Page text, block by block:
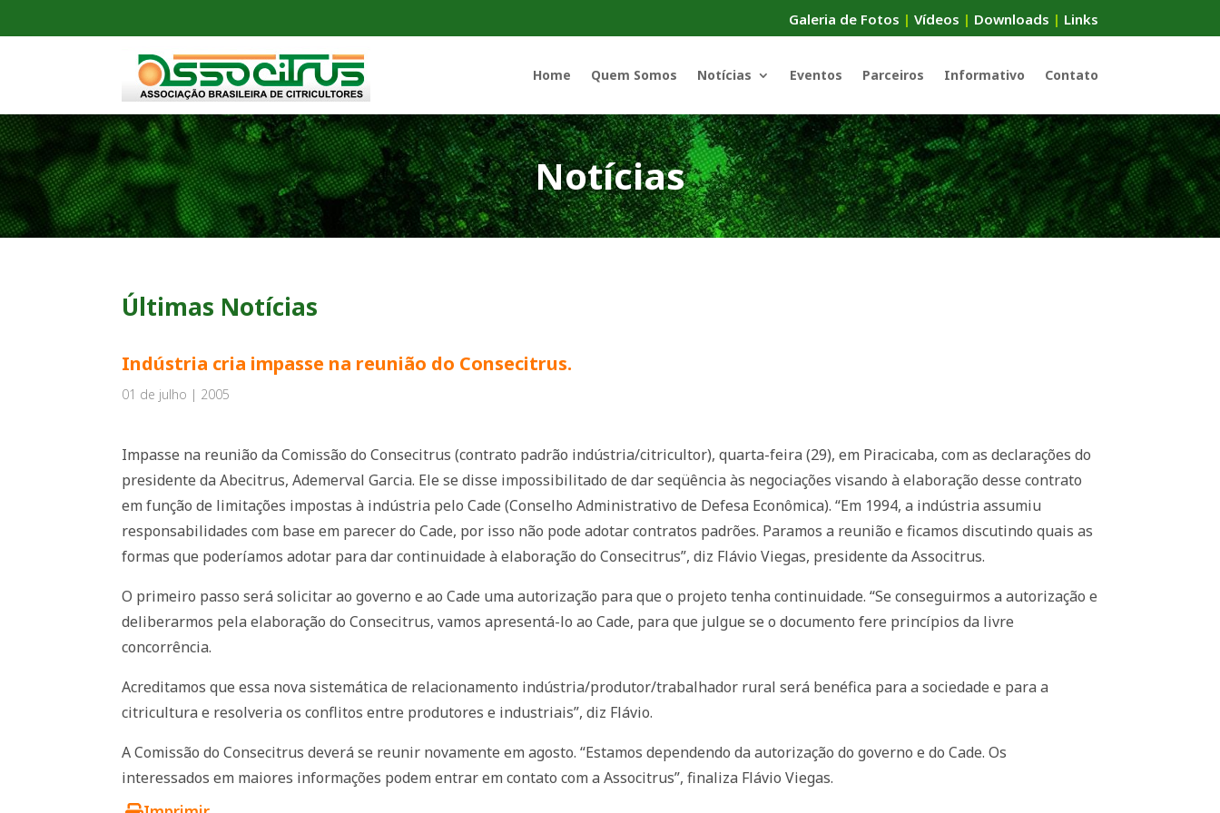
Galeria de Fotos | Vídeos | Downloads | Links
Home Quem Somos Notícias Eventos Parceiros Informativo Contato
Notícias
Últimas Notícias
Indústria cria impasse na reunião do Consecitrus.
01 de julho | 2005
Impasse na reunião da Comissão do Consecitrus (contrato padrão indústria/citricultor), quarta-feira (29), em Piracicaba, com as declarações do
presidente da Abecitrus, Ademerval Garcia. Ele se disse impossibilitado de dar seqüência às negociações visando à elaboração desse contrato
em função de limitações impostas à indústria pelo Cade (Conselho Administrativo de Defesa Econômica). “Em 1994, a indústria assumiu
responsabilidades com base em parecer do Cade, por isso não pode adotar contratos padrões. Paramos a reunião e ficamos discutindo quais as
formas que poderíamos adotar para dar continuidade à elaboração do Consecitrus”, diz Flávio Viegas, presidente da Associtrus.
O primeiro passo será solicitar ao governo e ao Cade uma autorização para que o projeto tenha continuidade. “Se conseguirmos a autorização e
deliberarmos pela elaboração do Consecitrus, vamos apresentá-lo ao Cade, para que julgue se o documento fere princípios da livre
concorrência.
Acreditamos que essa nova sistemática de relacionamento indústria/produtor/trabalhador rural será benéfica para a sociedade e para a
citricultura e resolveria os conflitos entre produtores e industriais”, diz Flávio.
A Comissão do Consecitrus deverá se reunir novamente em agosto. “Estamos dependendo da autorização do governo e do Cade. Os
interessados em maiores informações podem entrar em contato com a Associtrus”, finaliza Flávio Viegas.